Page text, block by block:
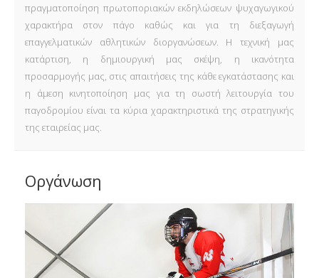
πραγματοποίηση πρωτοποριακών εκδηλώσεων ψυχαγωγικού
χαρακτήρα στον πάγο καθώς και για τη διεξαγωγή
επαγγελματικών αθλητικών διοργανώσεων. Η τεχνική μας
κατάρτιση, η δημιουργική μας σκέψη, η ικανότητα
προσαρμογής μας, στις απαιτήσεις της κάθε εγκατάστασης και
η άμεση κινητοποίηση μας για τη σωστή λειτουργία του
παγοδρομίου είναι τα κύρια χαρακτηριστικά της στρατηγικής
της εταιρείας μας.
Οργάνωση